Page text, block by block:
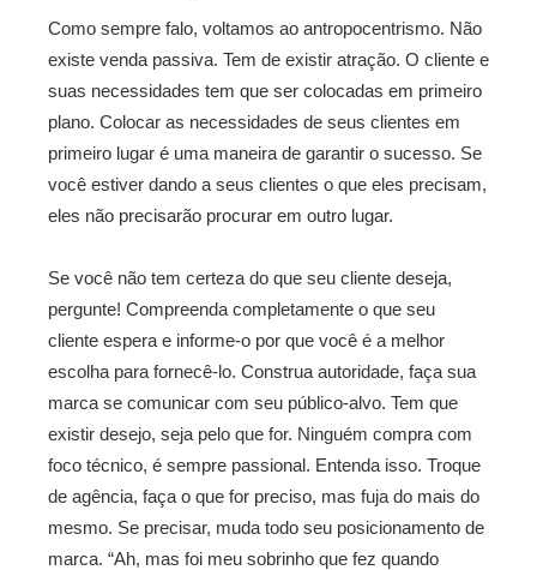
Como sempre falo, voltamos ao antropocentrismo. Não
existe venda passiva. Tem de existir atração. O cliente e
suas necessidades tem que ser colocadas em primeiro
plano. Colocar as necessidades de seus clientes em
primeiro lugar é uma maneira de garantir o sucesso. Se
você estiver dando a seus clientes o que eles precisam,
eles não precisarão procurar em outro lugar.
Se você não tem certeza do que seu cliente deseja,
pergunte! Compreenda completamente o que seu
cliente espera e informe-o por que você é a melhor
escolha para fornecê-lo. Construa autoridade, faça sua
marca se comunicar com seu público-alvo. Tem que
existir desejo, seja pelo que for. Ninguém compra com
foco técnico, é sempre passional. Entenda isso. Troque
de agência, faça o que for preciso, mas fuja do mais do
mesmo. Se precisar, muda todo seu posicionamento de
marca. “Ah, mas foi meu sobrinho que fez quando